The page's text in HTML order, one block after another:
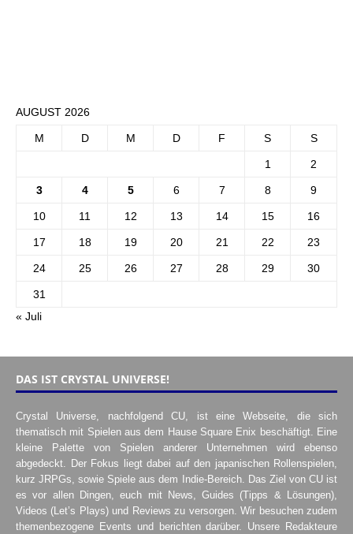
AUGUST 2026
M D M D F S S
1 2
3 4 5 6 7 8 9
10 11 12 13 14 15 16
17 18 19 20 21 22 23
24 25 26 27 28 29 30
31
« Juli
DAS IST CRYSTAL UNIVERSE!
Crystal Universe, nachfolgend CU, ist eine Webseite, die sich
thematisch mit Spielen aus dem Hause Square Enix beschäftigt. Eine
kleine Palette von Spielen anderer Unternehmen wird ebenso
abgedeckt. Der Fokus liegt dabei auf den japanischen Rollenspielen,
kurz JRPGs, sowie Spiele aus dem Indie-Bereich. Das Ziel von CU ist
es vor allen Dingen, euch mit News, Guides (Tipps & Lösungen),
Videos (Let’s Plays) und Reviews zu versorgen. Wir besuchen zudem
themenbezogene Events und berichten darüber. Unsere Redakteure